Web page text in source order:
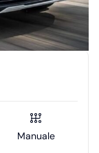
Manuale